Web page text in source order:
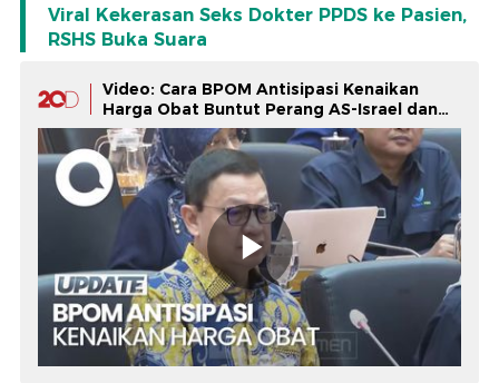
Viral Kekerasan Seks Dokter PPDS ke Pasien,
RSHS Buka Suara
Video: Cara BPOM Antisipasi Kenaikan
Harga Obat Buntut Perang AS-Israel dan
Iran